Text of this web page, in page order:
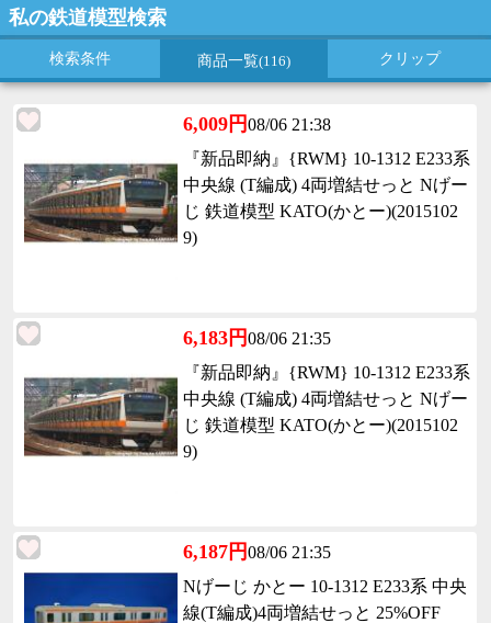
私の鉄道模型検索
検索条件 商品一覧(116) クリップ
6,009円08/06 21:38
『新品即納』{RWM} 10-1312 E233系
中央線 (T編成) 4両増結せっと Nげー
じ 鉄道模型 KATO(かとー)(2015102
9)
6,183円08/06 21:35
『新品即納』{RWM} 10-1312 E233系
中央線 (T編成) 4両増結せっと Nげー
じ 鉄道模型 KATO(かとー)(2015102
9)
6,187円08/06 21:35
Nげーじ かとー 10-1312 E233系 中央
線(T編成)4両増結せっと 25%OFF